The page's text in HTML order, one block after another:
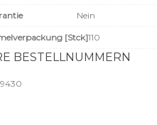
Nein
[Stck]110
BESTELLNUMMERN